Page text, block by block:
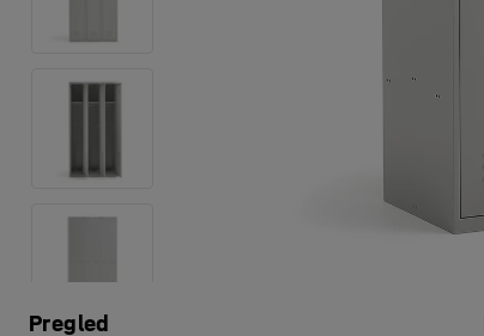
Pregled